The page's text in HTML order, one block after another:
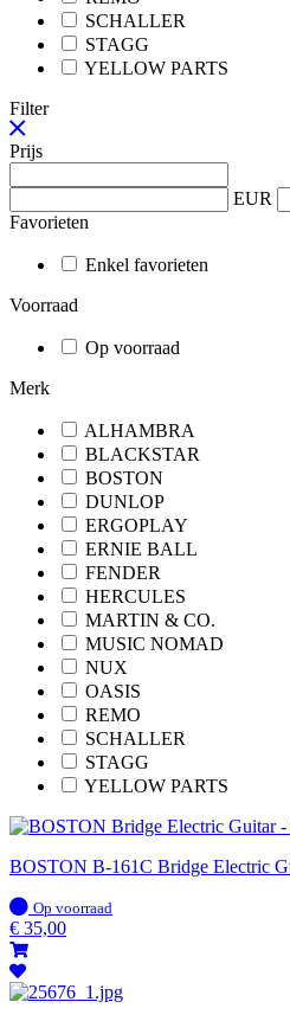
SCHALLER
STAGG
YELLOW PARTS
Filter
Prijs
EUR
Favorieten
Enkel favorieten
Voorraad
Op voorraad
Merk
ALHAMBRA
BLACKSTAR
BOSTON
DUNLOP
ERGOPLAY
ERNIE BALL
FENDER
HERCULES
MARTIN & CO.
MUSIC NOMAD
NUX
OASIS
REMO
SCHALLER
STAGG
YELLOW PARTS
BOSTON B-161C Bridge Electric
Op
voorraad
Op voorraad
€ 35,00